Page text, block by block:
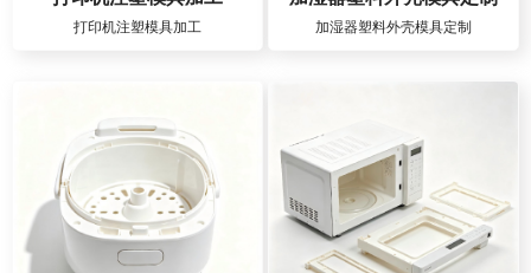
打印机注塑模具加工 加湿器塑料外壳模具定制